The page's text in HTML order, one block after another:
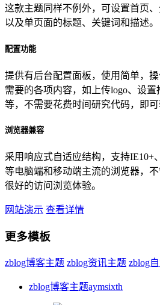
这款主题同样不例外，可设置首页
以及单页面的标题、关键词和描述。
配置功能
提供有后台配置面板，使用简单，
需要的各项内容，如上传logo、设
等，不需要花费时间研究代码，即可
浏览器兼容
采用响应式自适应结构，支持IE10+
等电脑端和移动端主流的浏览器，
很好的访问浏览体验。
网站演示 查看详情
更多模板
zblog博客主题 zblog资讯主题 zblog
zblog博客主题aymsixth